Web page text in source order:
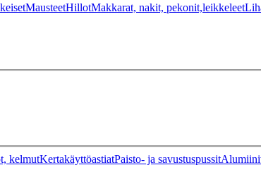
MausteetHillotMakkarat, nakit, pekonit,leikkeleet
kelmutKertakäyttöastiatPaisto- ja savustuspussit